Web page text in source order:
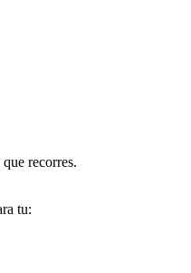
recorres.
tu: